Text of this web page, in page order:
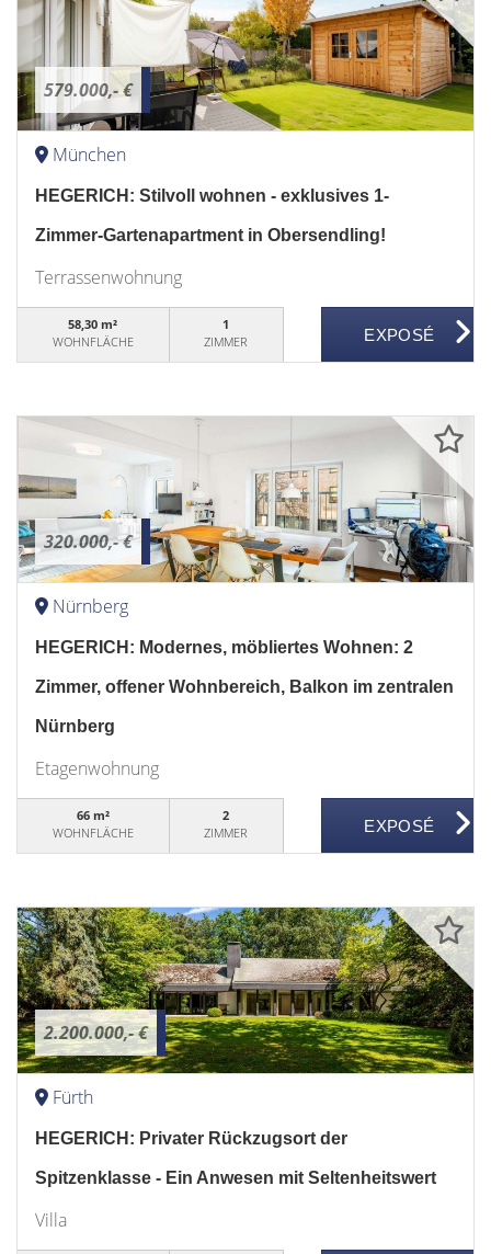
579.000,- €
München
HEGERICH: Stilvoll wohnen - exklusives 1-
Zimmer-Gartenapartment in Obersendling!
Terrassenwohnung
58,30 m²
WOHNFLÄCHE
1
ZIMMER
320.000,- €
Nürnberg
HEGERICH: Modernes, möbliertes Wohnen: 2
Zimmer, offener Wohnbereich, Balkon im zentralen
Nürnberg
Etagenwohnung
66 m²
WOHNFLÄCHE
2
ZIMMER
2.200.000,- €
Fürth
HEGERICH: Privater Rückzugsort der
Spitzenklasse - Ein Anwesen mit Seltenheitswert
Villa